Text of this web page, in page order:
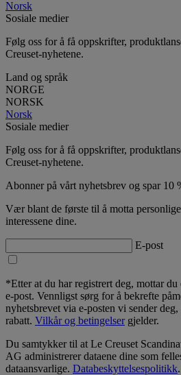
Norsk
Sosiale medier
Følg oss for å få oppskrifter,
Creuset-nyhetene.
Land og språk
NORGE
NORSK
Norsk
Sosiale medier
Følg oss for å få oppskrifter,
Creuset-nyhetene.
Abonner på vårt nyhetsbrev og spar 10
Vær blant de første til å motta
interessene dine.
E-post
*Etter at du har registrert deg, mottar
e-post. Vennligst sørg for å bekrefte
nyhetsbrevet via e-posten vi sender
rabatt. Vilkår og betingelsergjelder.
Du samtykker til at Le Creuset
AG administrerer dataene dine som
dataansvarlige. Databeskyttelsespolitikk.